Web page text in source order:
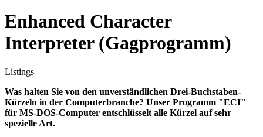
Enhanced Character
Interpreter (Gagprogramm)
Listings
Was halten Sie von den unverständlichen Drei-Buchstaben-
Kürzeln in der Computerbranche? Unser Programm "ECI"
für MS-DOS-Computer entschlüsselt alle Kürzel auf sehr
spezielle Art.